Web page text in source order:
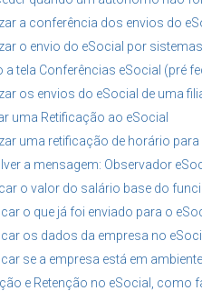
a conferência dos envios do
o envio do eSocial por
a tela Conferências eSocial (pré
os envios do eSocial de uma
uma Retificação ao eSocial
uma retificação de horário
a mensagem: Observador
o valor do salário base do
o que já foi enviado para o
os dados da empresa no
se a empresa está em
e Retenção no eSocial, como